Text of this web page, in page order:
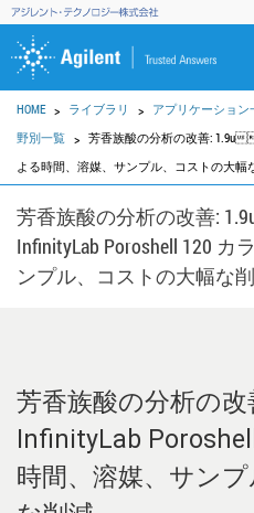
HOME ライブラリ アプリケーショ
野別一覧
芳香族酸の分析の改善: 1.9u
よる時間、溶媒、サンプル、コストの大幅
芳香族酸の分析の改善:
InfinityLab Poroshell 120
ンプル、コストの大幅な
芳香族酸の分析の改
InfinityLab
時間、溶媒、サン